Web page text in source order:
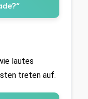
lautes
treten auf.